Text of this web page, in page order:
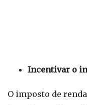
Incentivar o
O imposto de